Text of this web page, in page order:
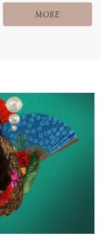
MORE